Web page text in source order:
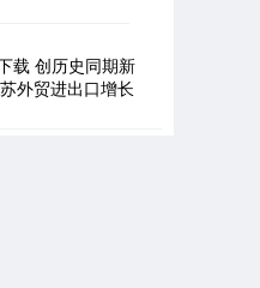
载 创历史同期新
外贸进出口增长